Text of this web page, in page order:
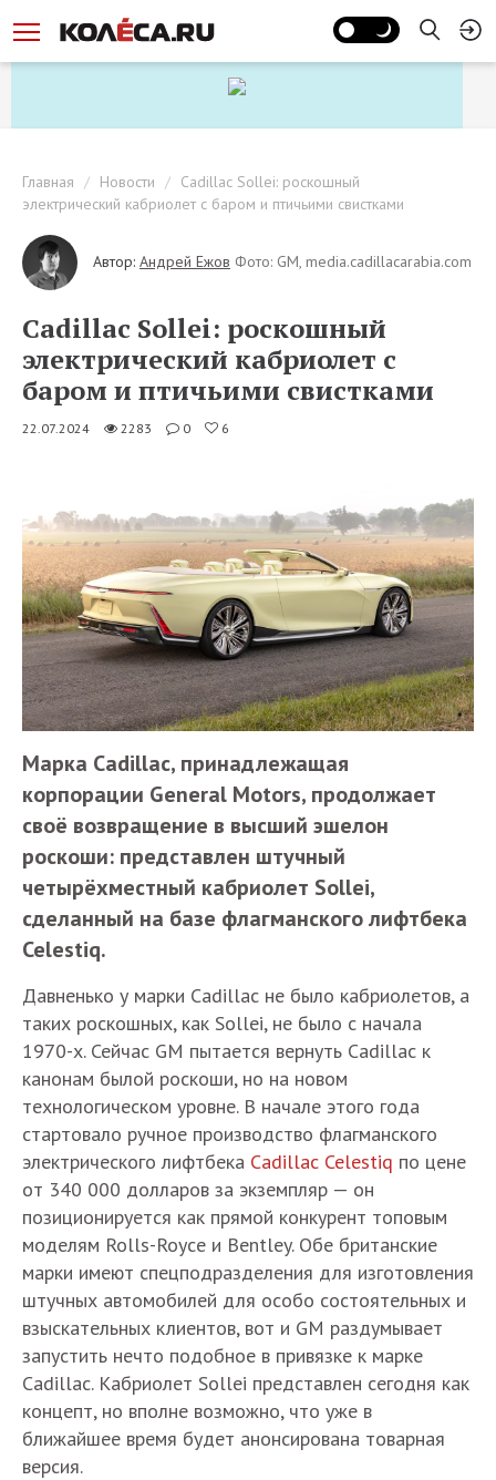
Главная Новости
Cadillac Sollei: роскошный
электрический кабриолет с баром и птичьими свистками
Автор: Андрей Ежов Фото: GM, media.cadillacarabia.com
Cadillac Sollei: роскошный
электрический кабриолет с
баром и птичьими свистками
22.07.2024 2283 0 6
Марка Cadillac, принадлежащая
корпорации General Motors, продолжает
своё возвращение в высший эшелон
роскоши: представлен штучный
четырёхместный кабриолет Sollei,
сделанный на базе флагманского лифтбека
Celestiq.
Давненько у марки Cadillac не было кабриолетов, а
таких роскошных, как Sollei, не было с начала
1970-х. Сейчас GM пытается вернуть Cadillac к
канонам былой роскоши, но на новом
технологическом уровне. В начале этого года
стартовало ручное производство флагманского
электрического лифтбека Cadillac Celestiq по цене
от 340 000 долларов за экземпляр — он
позиционируется как прямой конкурент топовым
моделям Rolls-Royce и Bentley. Обе британские
марки имеют спецподразделения для изготовления
штучных автомобилей для особо состоятельных и
взыскательных клиентов, вот и GM раздумывает
запустить нечто подобное в привязке к марке
Cadillac. Кабриолет Sollei представлен сегодня как
концепт, но вполне возможно, что уже в
ближайшее время будет анонсирована товарная
версия.